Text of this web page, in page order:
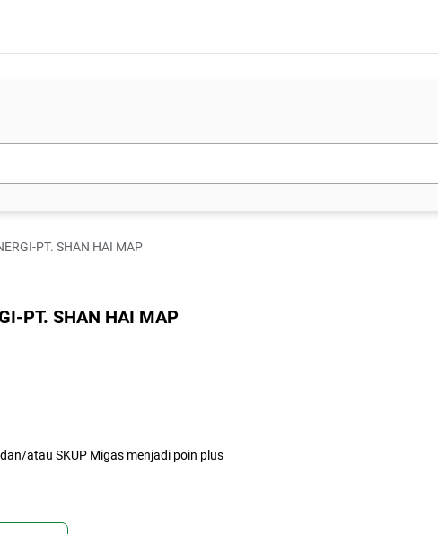
PT. SHAN HAI MAP
PT. SHAN HAI MAP
atau SKUP Migas menjadi poin plus